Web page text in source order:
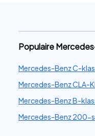
Populaire
Mercedes-Benz C-
Mercedes-Benz CLA-
Mercedes-Benz B-
Mercedes-Benz 200-